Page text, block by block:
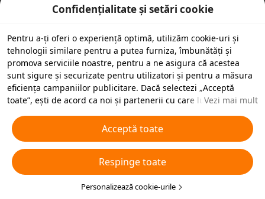
Confidențialitate și setări cookie
Pentru a-ți oferi o experiență optimă, utilizăm cookie-uri și
tehnologii similare pentru a putea furniza, îmbunătăți și
promova serviciile noastre, pentru a ne asigura că acestea
sunt sigure și securizate pentru utilizatori și pentru a măsura
eficiența campaniilor publicitare. Dacă selectezi „Acceptă
toate”, ești de acord ca noi și partenerii cu care lucrăm să
scopuri publicitare. De asemenea, poți „Respinge toate”
cookie-urile neesențiale sau poți alege ce tipuri de cookie-uri
dorești să accepți sau să dezactivezi, printr-un clic mai jos pe
„Personalizare cookie-uri” sau în orice moment în setările de
confidențialitate. Pentru mai multe detalii, veziPolitica noastră
privind cookie-urile și tehnologiile similare .
Vezi mai mult
Acceptă toate
Respinge toate
Personalizează cookie-urile